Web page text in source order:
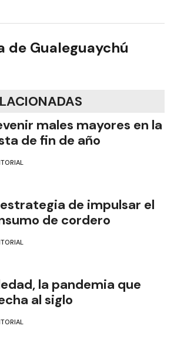
de Gualeguaychú
males mayores en la
de fin de año
de impulsar el
de cordero
la pandemia que
al siglo